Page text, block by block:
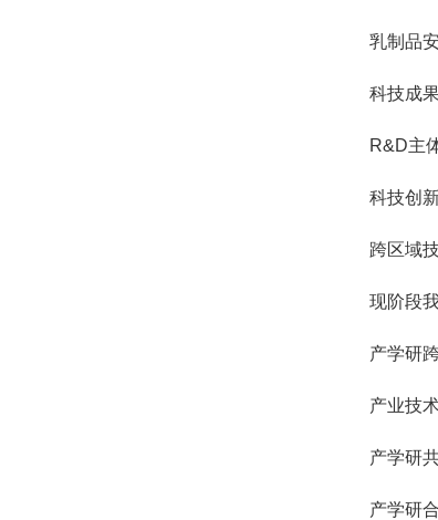
乳制品
科技成
R&D主
科技创
跨区域
现阶段
产学研
产业技
产学研
产学研